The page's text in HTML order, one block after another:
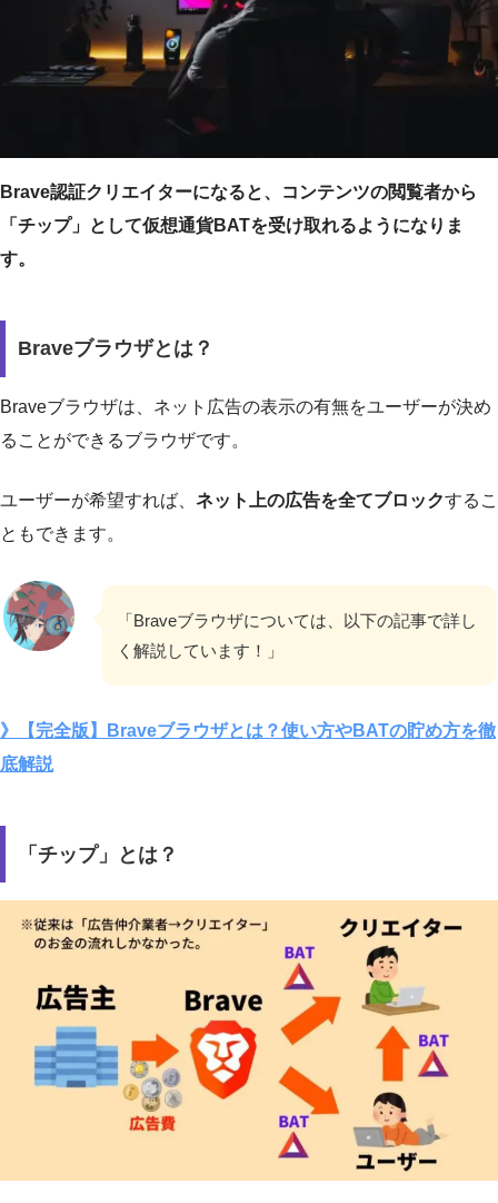
Brave認証クリエイターになると、コンテンツの閲覧者から
「チップ」として仮想通貨BATを受け取れるようになりま
す。
Braveブラウザとは？
Braveブラウザは、ネット広告の表示の有無をユーザーが決め
ることができるブラウザです。
ユーザーが希望すれば、 ネット上の広告を全てブロックするこ
ともできます。
「Braveブラウザについては、以下の記事で詳し
く解説しています！」
》【完全版】Braveブラウザとは？使い方やBATの貯め方を徹
底解説
「チップ」とは？